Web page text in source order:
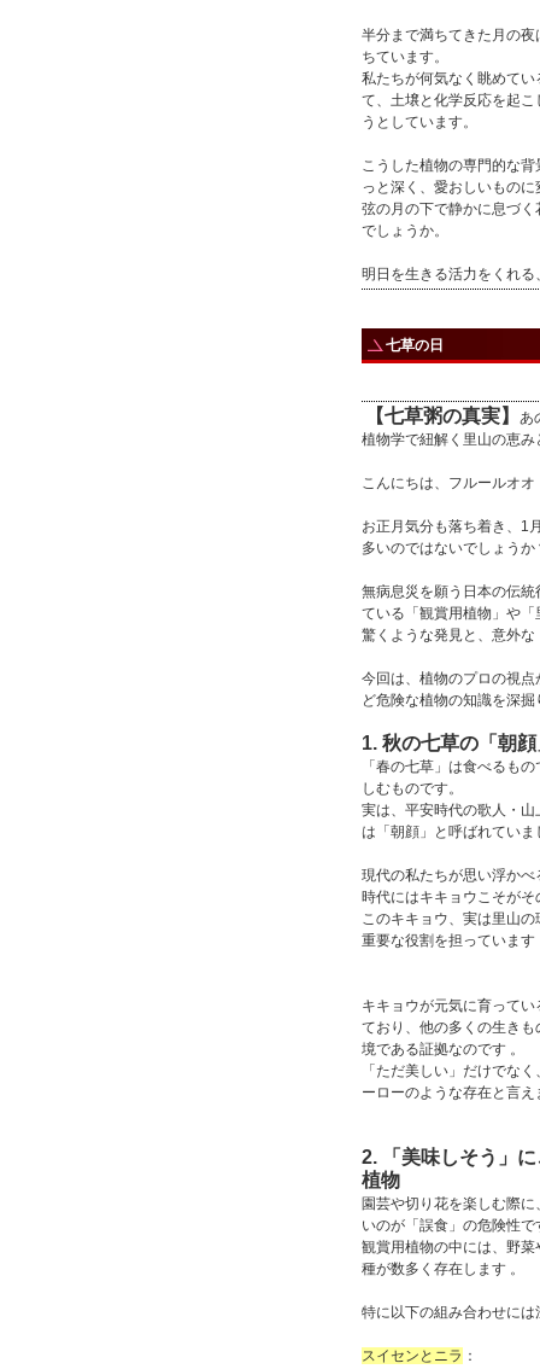
半分まで満ちてきた月の
ちています。
私たちが何気なく眺めて
て、土壌と化学反応を起
うとしています。
こうした植物の専門的な
っと深く、愛おしいもの
弦の月の下で静かに息づ
でしょうか。
明日を生きる活力をくれ
七草の日
【七草粥の真実】
あ
植物学で紐解く里山の恵み
こんにちは、フルールオオ
お正月気分も落ち着き、1
多いのではないでしょうか
無病息災を願う日本の伝
ている「観賞用植物」や
驚くような発見と、意外
今回は、植物のプロの視
ど危険な植物の知識を深
1. 秋の七草の「朝
「春の七草」は食べるも
しむものです。
実は、平安時代の歌人・
は「朝顔」と呼ばれていま
現代の私たちが思い浮か
時代にはキキョウこそが
このキキョウ、実は里山
重要な役割を担っています
キキョウが元気に育って
ており、他の多くの生き
境である証拠なのです 。
「ただ美しい」だけでな
ーローのような存在と言え
2. 「美味しそう」
植物
園芸や切り花を楽しむ際
いのが「誤食」の危険性で
観賞用植物の中には、野
種が数多く存在します 。
特に以下の組み合わせに
スイセンとニラ ：